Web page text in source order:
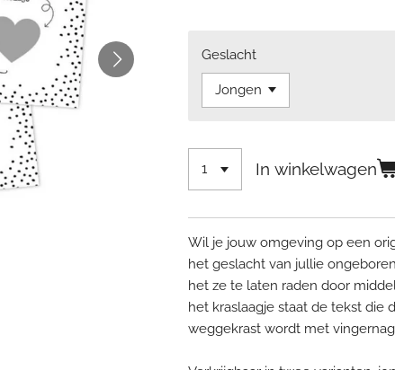
Geslacht
In winkelwagen
Wil je jouw omgeving op een
het geslacht van jullie
het ze te laten raden door
het kraslaagje staat de tekst die
weggekrast wordt met